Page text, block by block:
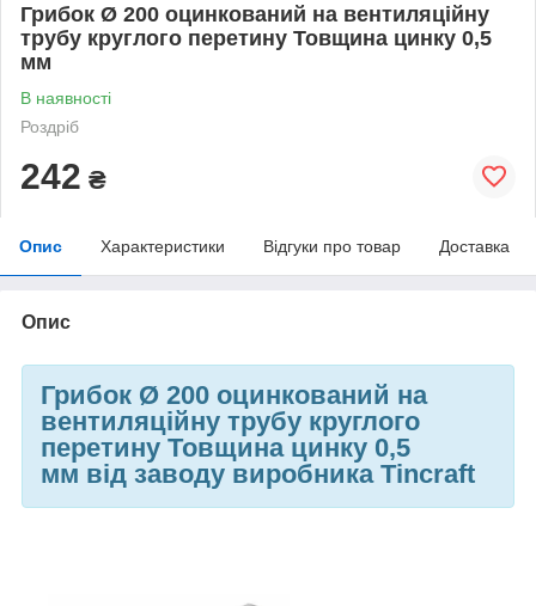
Грибок Ø 200 оцинкований на вентиляційну
трубу круглого перетину Товщина цинку 0,5
мм
В наявності
Роздріб
242 ₴
Опис Характеристики Відгуки про товар Доставка
Опис
Грибок Ø 200 оцинкований на
вентиляційну трубу круглого
перетину Товщина цинку 0,5
мм від заводу виробника Tincraft